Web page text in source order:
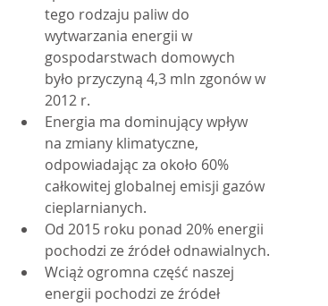
tego rodzaju paliw do
wytwarzania energii w
gospodarstwach domowych
było przyczyną 4,3 mln zgonów w
2012 r.
Energia ma dominujący wpływ
na zmiany klimatyczne,
odpowiadając za około 60%
całkowitej globalnej emisji gazów
cieplarnianych.
Od 2015 roku ponad 20% energii
pochodzi ze źródeł odnawialnych.
Wciąż ogromna część naszej
energii pochodzi ze źródeł